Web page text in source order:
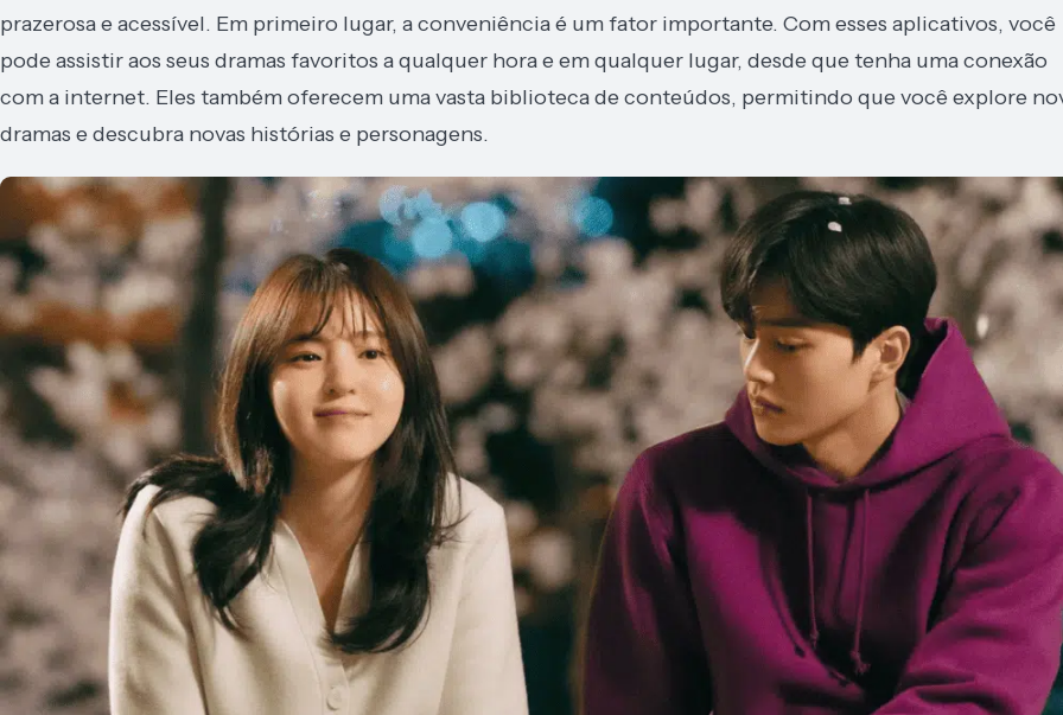
prazerosa e acessível. Em primeiro lugar, a conveniência é um fator importante. Com esses aplicativos, você
pode assistir aos seus dramas favoritos a qualquer hora e em qualquer lugar, desde que tenha uma conexão
com a internet. Eles também oferecem uma vasta biblioteca de conteúdos, permitindo que você explore
dramas e descubra novas histórias e personagens.